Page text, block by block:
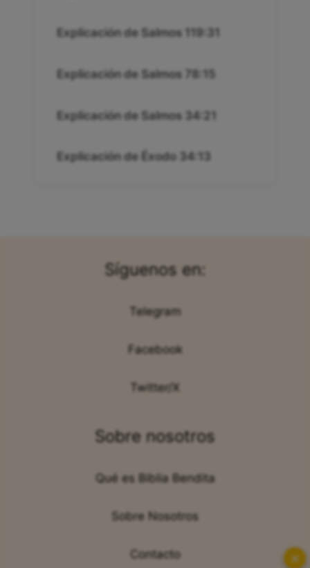
Explicación de Salmos 119:31
Explicación de Salmos 78:15
Explicación de Salmos 34:21
Explicación de Éxodo 34:13
Síguenos en:
Telegram
Facebook
Twitter/X
Sobre nosotros
Qué es Biblia Bendita
Sobre Nosotros
Contacto ✕